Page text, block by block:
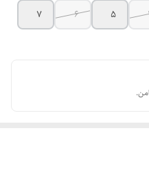
۵ ۶
۷